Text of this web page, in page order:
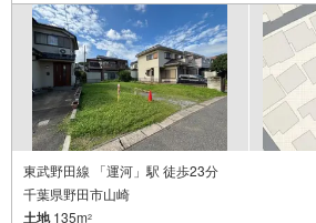
東武野田線 「運河」駅 徒歩23分
千葉県野田市山崎
土地135m2